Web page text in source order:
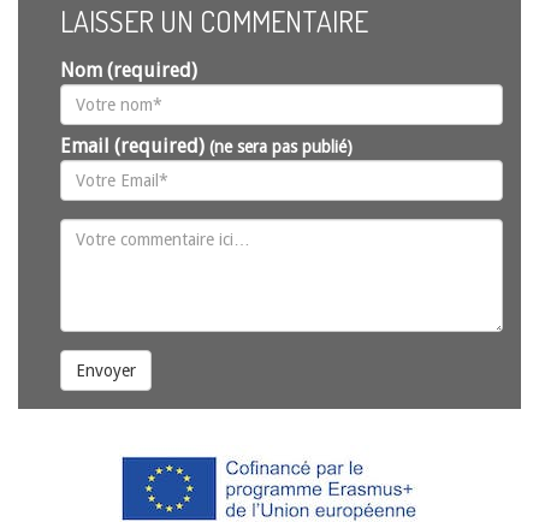
LAISSER UN COMMENTAIRE
Nom (required)
Email (required) (ne sera pas publié)
Envoyer